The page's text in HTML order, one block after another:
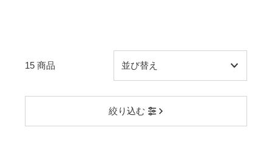
絞り込む
15 商品
関連性が最も高い